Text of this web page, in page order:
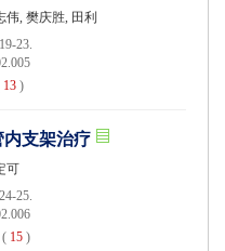
伟, 樊庆胜, 田利
23.
13 )
支架治疗
可
25.
( 15 )